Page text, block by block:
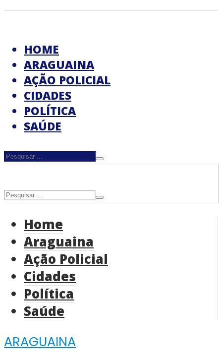
HOME
ARAGUAINA
AÇÃO POLICIAL
CIDADES
POLÍTICA
SAÚDE
Home
Araguaina
Ação Policial
Cidades
Política
Saúde
ARAGUAINA